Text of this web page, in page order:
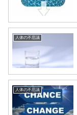
人体の不思議
人体の不思議